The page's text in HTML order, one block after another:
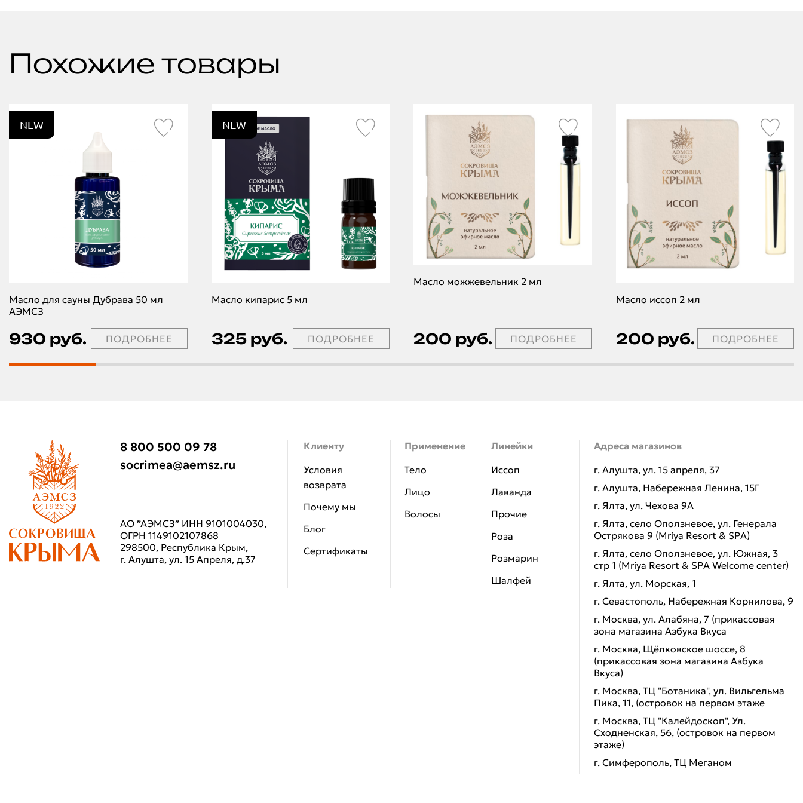
Доставка
Контакты
Похожие товары
NEW
Масло для сауны Дубрава 50 мл
АЭМСЗ
930 руб. ПОДРОБНЕЕ
NEW
Масло кипарис 5 мл
325 руб. ПОДРОБНЕЕ
Масло можжевельник 2 мл
200 руб. ПОДРОБНЕЕ
Масло иссоп 2 мл
200 руб. ПОДРОБНЕЕ
8 800 500 09 78
socrimea@aemsz.ru
АО ”АЭМСЗ” ИНН 9101004030,
ОГРН 1149102107868
298500, Республика Крым,
г. Алушта, ул. 15 Апреля, д.37
Клиенту
Условия
возврата
Почему мы
Блог
Сертификаты
Применение
Тело
Лицо
Волосы
Линейки
Иссоп
Лаванда
Прочие
Роза
Розмарин
Шалфей
Адреса магазинов
г. Алушта, ул. 15 апреля, 37
г. Алушта, Набережная Ленина, 15Г
г. Ялта, ул. Чехова 9А
г. Ялта, село Оползневое, ул. Генерала
Острякова 9 (Mriya Resort & SPA)
г. Ялта, село Оползневое, ул. Южная, 3
стр 1 (Mriya Resort & SPA Welcome center)
г. Ялта, ул. Морская, 1
г. Севастополь, Набережная Корнилова, 9
г. Москва, ул. Алабяна, 7 (прикассовая
зона магазина Азбука Вкуса
г. Москва, Щёлковское шоссе, 8
(прикассовая зона магазина Азбука
Вкуса)
г. Москва, ТЦ "Ботаника", ул. Вильгельма
Пика, 11, (островок на первом этаже
г. Москва, ТЦ "Калейдоскоп", Ул.
Сходненская, 56, (островок на первом
этаже)
г. Симферополь, ТЦ Меганом